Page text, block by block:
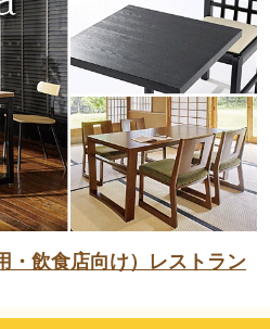
・飲食店向け）レストラン